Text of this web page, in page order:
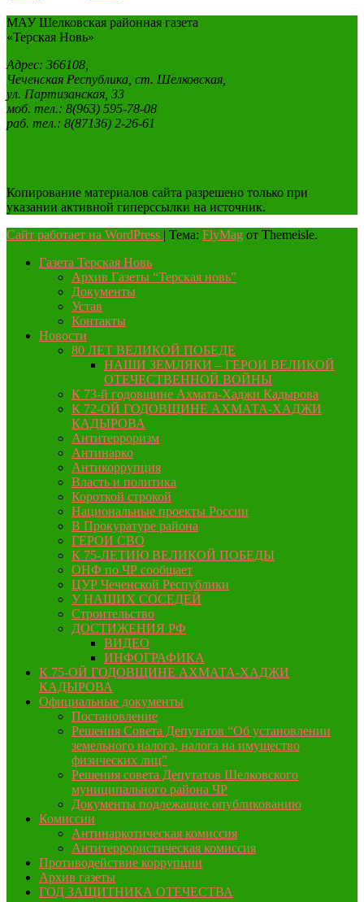
МАУ Шелковская районная газета
«Терская Новь»
Адрес: 366108,
Чеченская Республика, ст. Шелковская,
ул. Партизанская, 33
моб. тел.: 8(963) 595-78-08
раб. тел.: 8(87136) 2-26-61
Копирование материалов сайта разрешено только при
указании активной гиперссылки на источник.
Сайт работает на WordPress | Тема: FlyMag от Themeisle.
Газета Терская Новь
Архив Газеты “Терская новь”
Документы
Устав
Контакты
Новости
80 ЛЕТ ВЕЛИКОЙ ПОБЕДЕ
НАШИ ЗЕМЛЯКИ – ГЕРОИ ВЕЛИКОЙ
ОТЕЧЕСТВЕННОЙ ВОЙНЫ
К 73-й годовщине Ахмата-Хаджи Кадырова
К 72-ОЙ ГОДОВЩИНЕ АХМАТА-ХАДЖИ
КАДЫРОВА
Антитерроризм
Антинарко
Антикоррупция
Власть и политика
Короткой строкой
Национальные проекты России
В Прокуратуре района
ГЕРОИ СВО
К 75-ЛЕТИЮ ВЕЛИКОЙ ПОБЕДЫ
ОНФ по ЧР сообщает
ЦУР Чеченской Республики
У НАШИХ СОСЕДЕЙ
Строительство
ДОСТИЖЕНИЯ РФ
ВИДЕО
ИНФОГРАФИКА
К 75-ОЙ ГОДОВЩИНЕ АХМАТА-ХАДЖИ
КАДЫРОВА
Официальные документы
Постановление
Решения Совета Депутатов “Об установлении
земельного налога, налога на имущество
физических лиц”
Решения совета Депутатов Шелковского
муниципального района ЧР
Документы подлежащие опубликованию
Комиссии
Антинаркотическая комиссия
Антитеррористическая комиссия
Противодействие коррупции
Архив газеты
ГОД ЗАЩИТНИКА ОТЕЧЕСТВА